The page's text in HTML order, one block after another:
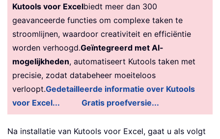
Kutools voor Excelbiedt meer dan 300
geavanceerde functies om complexe taken te
stroomlijnen, waardoor creativiteit en efficiëntie
worden verhoogd.Geïntegreerd met AI-
mogelijkheden, automatiseert Kutools taken met
precisie, zodat databeheer moeiteloos
verloopt.Gedetailleerde informatie over Kutools
voor Excel...
Gratis proefversie...
Na installatie van Kutools voor Excel, gaat u als volgt